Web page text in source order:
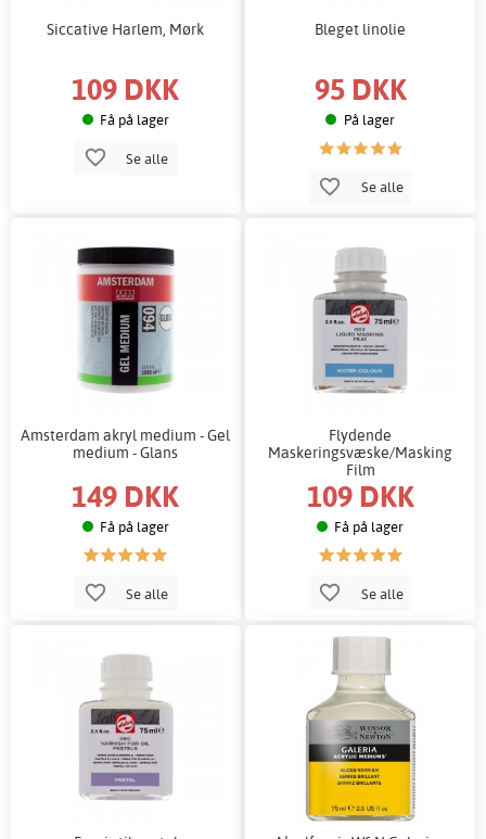
Siccative Harlem, Mørk
109 DKK
Få på lager
Se alle
Bleget linolie
95 DKK
På lager
Se alle
Amsterdam akryl medium - Gel
medium - Glans
149 DKK
Få på lager
Se alle
Flydende
Maskeringsvæske/Masking
Film
109 DKK
Få på lager
Se alle